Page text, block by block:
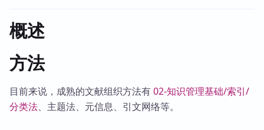
概述
方法
目前来说，成熟的文献组织方法有02-知识管理基础/索引/
分类法、主题法、元信息、引文网络等。